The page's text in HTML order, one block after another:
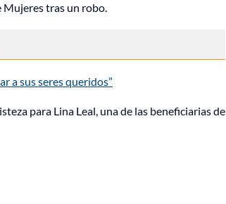
Mujeres tras un robo.
a sus seres queridos”
para Lina Leal, una de las beneficiarias de